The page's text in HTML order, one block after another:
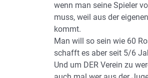
wenn man seine Spieler
muss, weil aus der
kommt.
Man will so sein wie 60
schafft es aber seit 5/6
Und um DER Verein zu